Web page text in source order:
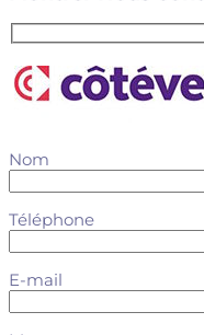
Nom
Téléphone
E-mail